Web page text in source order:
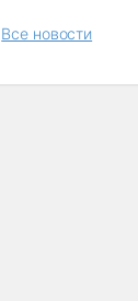
Все новости